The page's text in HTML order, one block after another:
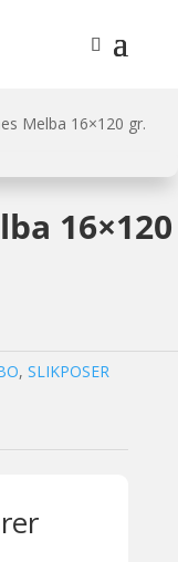
Melba 16×120 gr.
16×120
, SLIKPOSER